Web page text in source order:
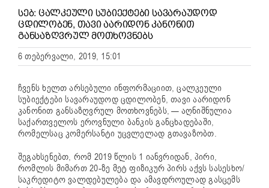
ᲡᲔᲑ: ᲪᲐᲚᲙᲔᲣᲚᲘ ᲡᲣᲑᲘᲔᲥᲢᲔᲑᲘ ᲡᲐᲕᲐᲠᲐᲣᲓᲝᲓ
ᲪᲓᲘᲚᲝᲑᲔᲜ, ᲗᲐᲕᲘ ᲐᲐᲠᲘᲓᲝᲜ ᲙᲐᲜᲝᲜᲘᲗ
ᲒᲐᲜᲡᲐᲖᲦᲕᲠᲣᲚ ᲛᲝᲗᲮᲝᲕᲜᲔᲑᲡ
6 თებერვალი, 2019, 15:01
ჩვენს ხელთ არსებული ინფორმაციით, ცალკეული
სუბიექტები სავარაუდოდ ცდილობენ, თავი აარიდონ
კანონით განსაზღვრულ მოთხოვნებს, — აღნიშნულია
საქართველოს ეროვნული ბანკის განცხადებაში,
რომელსაც კომერსანტი უცვლელად გთავაზობთ.
შეგახსენებთ, რომ 2019 წლის 1 იანვრიდან, პირი,
რომლის მიმართ 20-ზე მეტ ფიზიკურ პირს აქვს სასესხო/
საკრედიტო ვალდებულება და ამავდროულად გასცემს